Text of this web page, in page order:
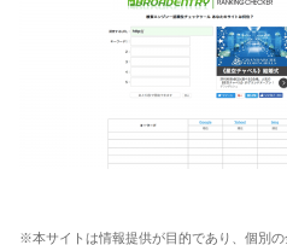
※本サイトは情報提供が目的であり、個別